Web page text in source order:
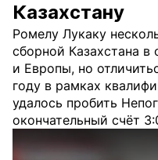
Казахстану
Ромелу Лукаку
сборной Казахстана в
и Европы, но
году в рамках
удалось пробить
окончательный счёт